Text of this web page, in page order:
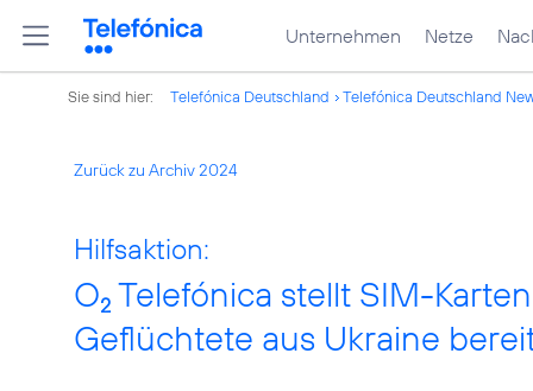
Unternehmen Netze
Sie sind hier: Telefónica Deutschland Telefónica Deutschland
Zurück zu Archiv 2024
Hilfsaktion:
O2 Telefónica stellt SIM-
Geflüchtete aus Ukraine